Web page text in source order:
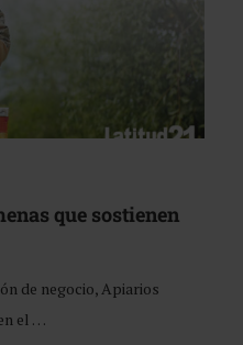
que sostienen
de negocio, Apiarios
el …